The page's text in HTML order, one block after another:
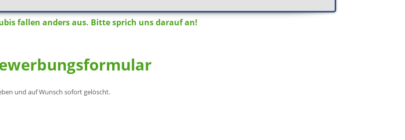
fallen anders aus. Bitte sprich uns darauf an!
und auf Wunsch sofort gelöscht.